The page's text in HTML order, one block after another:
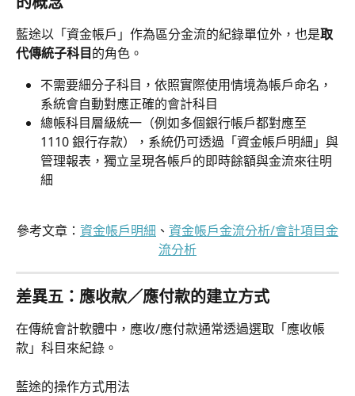
藍途以「資金帳戶」作為區分金流的紀錄單位外，也是取
代傳統子科目的角色。
不需要細分子科目，依照實際使用情境為帳戶命名，
系統會自動對應正確的會計科目
總帳科目層級統一（例如多個銀行帳戶都對應至
1110 銀行存款），系統仍可透過「資金帳戶明細」與
管理報表，獨立呈現各帳戶的即時餘額與金流來往明
細
參考文章： 資金帳戶明細 、 資金帳戶金流分析/會計項目金
流分析
差異五： 應收款／應付款的建立方式
在傳統會計軟體中，應收/應付款通常透過選取「應收帳
款」科目來紀錄。
藍途的操作方式用法